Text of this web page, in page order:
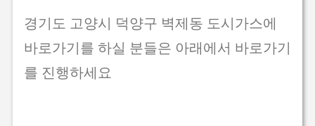
경기도 고양시 덕양구 벽제동 도시가스에
바로가기를 하실 분들은 아래에서 바로가기
를 진행하세요